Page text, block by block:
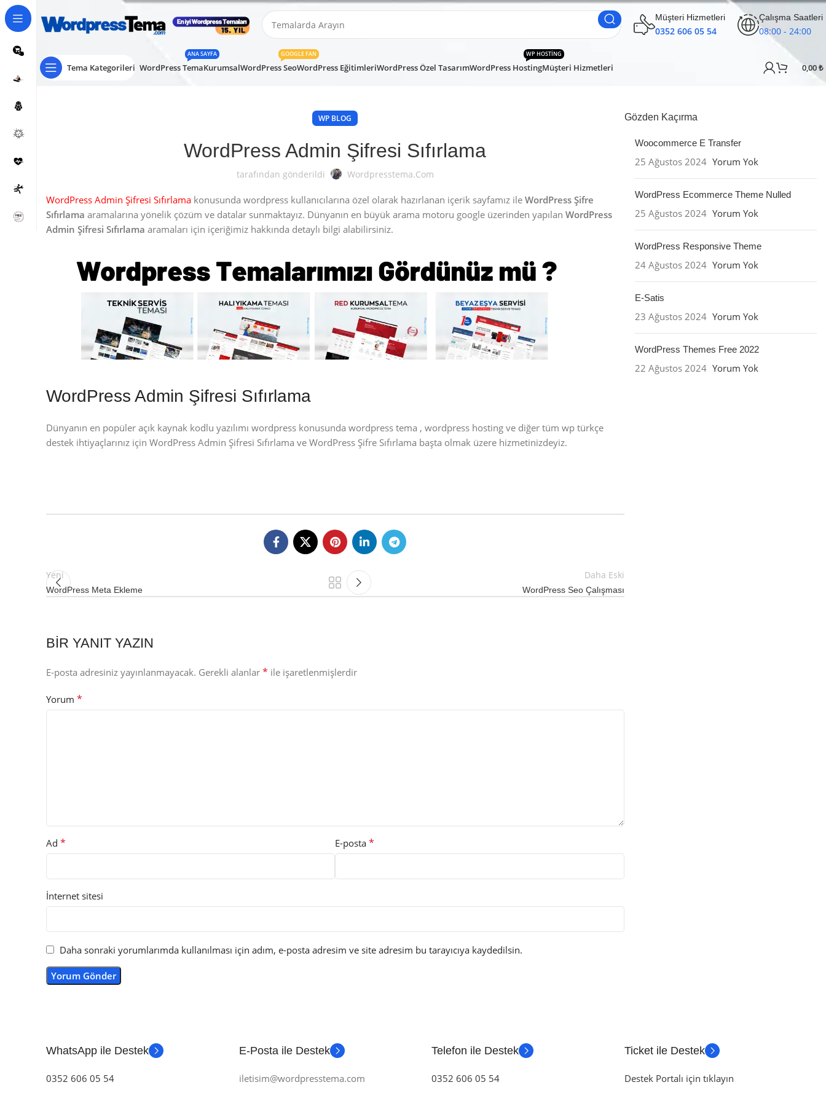
Müşteri Hizmetleri
0352 606 05 54
Çalışma Saatleri
08:00 - 24:00
Tema Kategorileri WordPress Tema
ANA SAYFA
KurumsalWordPress Seo
GOOGLE FAN
WordPress EğitimleriWordPress Özel TasarımWordPress Hosting
WP HOSTING
Müşteri Hizmetleri 0,00₺
WP BLOG
WordPress Admin Şifresi Sıfırlama
tarafından gönderildi Wordpresstema.com
WordPress Admin Şifresi Sıfırlama konusunda wordpress kullanıcılarına özel olarak hazırlanan içerik sayfamız ile WordPress Şifre
Sıfırlama aramalarına yönelik çözüm ve datalar sunmaktayız. Dünyanın en büyük arama motoru google üzerinden yapılan WordPress
Admin Şifresi Sıfırlama aramaları için içeriğimiz hakkında detaylı bilgi alabilirsiniz.
WordPress Admin Şifresi Sıfırlama
Dünyanın en popüler açık kaynak kodlu yazılımı wordpress konusunda wordpress tema , wordpress hosting ve diğer tüm wp türkçe
destek ihtiyaçlarınız için WordPress Admin Şifresi Sıfırlama ve WordPress Şifre Sıfırlama başta olmak üzere hizmetinizdeyiz.
Yeni
WordPress Meta Ekleme
Daha Eski
WordPress Seo Çalışması
BIR YANIT YAZIN
E-posta adresiniz yayınlanmayacak. Gerekli alanlar * ile işaretlenmişlerdir
Yorum *
Ad * E-posta*
İnternet sitesi
Daha sonraki yorumlarımda kullanılması için adım, e-posta adresim ve site adresim bu tarayıcıya kaydedilsin.
Gözden Kaçırma
Woocommerce E Transfer
25 Ağustos 2024 Yorum Yok
WordPress Ecommerce Theme Nulled
25 Ağustos 2024 Yorum Yok
WordPress Responsive Theme
24 Ağustos 2024 Yorum Yok
E-Satis
23 Ağustos 2024 Yorum Yok
WordPress Themes Free 2022
22 Ağustos 2024 Yorum Yok
WhatsApp ile Destek
0352 606 05 54
E-Posta ile Destek
iletisim@wordpresstema.com
Telefon ile Destek
0352 606 05 54
Ticket ile Destek
Destek Portalı için tıklayın